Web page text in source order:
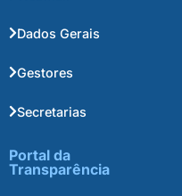
Dados Gerais
Gestores
Secretarias
Portal da
Transparência